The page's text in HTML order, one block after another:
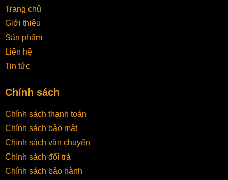
Trang chủ
Giới thiệu
Sản phẩm
Liên hệ
Tin tức
Chính sách
Chính sách thanh toán
Chính sách bảo mật
Chính sách vận chuyển
Chính sách đổi trả
Chính sách bảo hành